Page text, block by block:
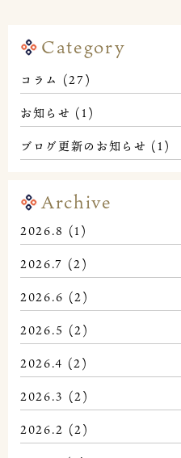
Category
コラム (27)
お知らせ (1)
ブログ更新のお知らせ (1)
Archive
2026.8 (1)
2026.7 (2)
2026.6 (2)
2026.5 (2)
2026.4 (2)
2026.3 (2)
2026.2 (2)